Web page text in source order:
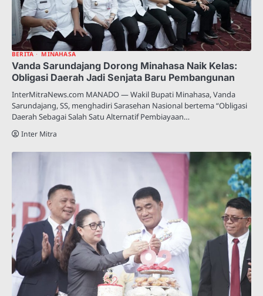
BERITA MINAHASA
Vanda Sarundajang Dorong Minahasa Naik Kelas:
Obligasi Daerah Jadi Senjata Baru Pembangunan
InterMitraNews.com MANADO — Wakil Bupati Minahasa, Vanda
Sarundajang, SS, menghadiri Sarasehan Nasional bertema “Obligasi
Daerah Sebagai Salah Satu Alternatif Pembiayaan…
Inter Mitra